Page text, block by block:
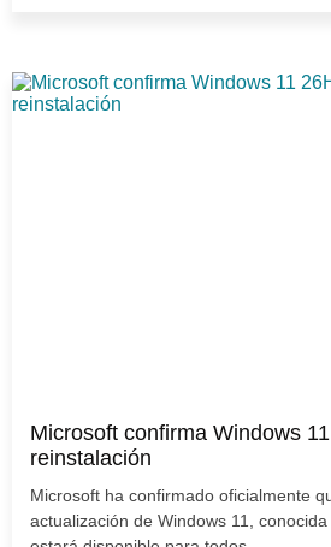
Microsoft confirma Windows
reinstalación
Microsoft ha confirmado oficialmente
actualización de Windows 11, conocida